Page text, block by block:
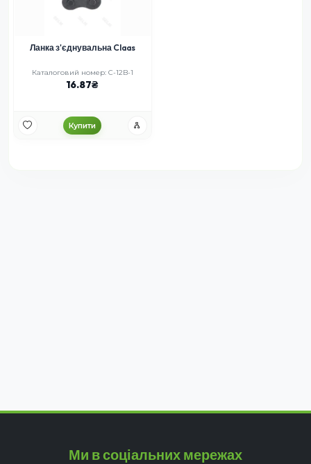
Ланка з'єднувальна Claas
Каталоговий номер: C-12B-1
16.87
Купити
Ми в соціальних мережах